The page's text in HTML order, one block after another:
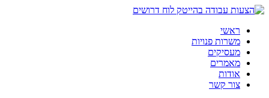
לוח דרושים
ראשי
משרות פנויות
מעסיקים
מאמרים
אודות
צור קשר